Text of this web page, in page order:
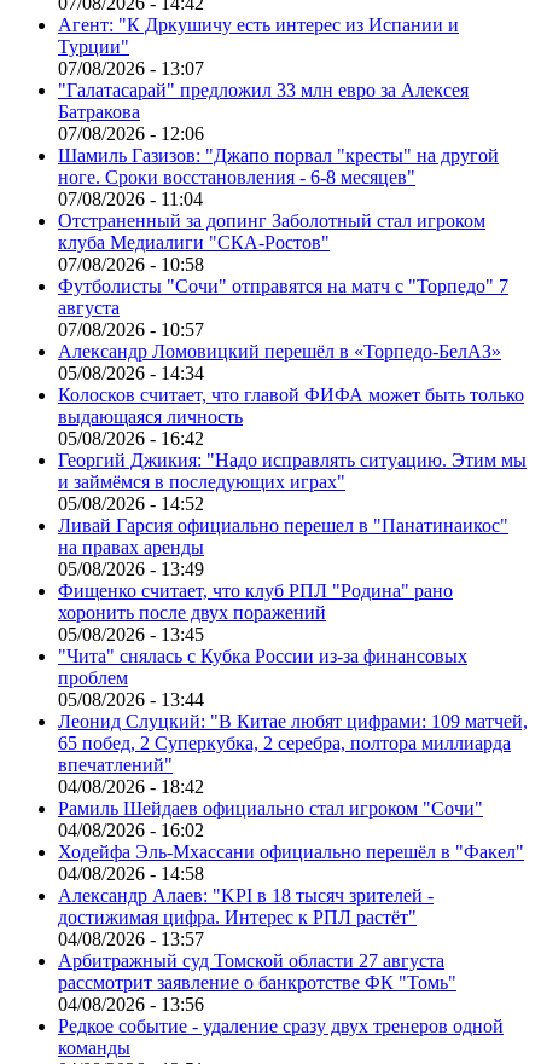
Агент: "К Дркушичу есть интерес из Испании и
Турции"
07/08/2026 - 13:07
"Галатасарай" предложил 33 млн евро за Алексея
Батракова
07/08/2026 - 12:06
Шамиль Газизов: "Джапо порвал "кресты" на другой
ноге. Сроки восстановления - 6-8 месяцев"
07/08/2026 - 11:04
Отстраненный за допинг Заболотный стал игроком
клуба Медиалиги "СКА-Ростов"
07/08/2026 - 10:58
Футболисты "Сочи" отправятся на матч с "Торпедо" 7
августа
07/08/2026 - 10:57
Александр Ломовицкий перешёл в «Торпедо-БелАЗ»
05/08/2026 - 14:34
Колосков считает, что главой ФИФА может быть только
выдающаяся личность
05/08/2026 - 16:42
Георгий Джикия: "Надо исправлять ситуацию. Этим мы
и займёмся в последующих играх"
05/08/2026 - 14:52
Ливай Гарсия официально перешел в "Панатинаикос"
на правах аренды
05/08/2026 - 13:49
Фищенко считает, что клуб РПЛ "Родина" рано
хоронить после двух поражений
05/08/2026 - 13:45
"Чита" снялась с Кубка России из-за финансовых
проблем
05/08/2026 - 13:44
Леонид Слуцкий: "В Китае любят цифрами: 109 матчей,
65 побед, 2 Суперкубка, 2 серебра, полтора миллиарда
впечатлений"
04/08/2026 - 18:42
Рамиль Шейдаев официально стал игроком "Сочи"
04/08/2026 - 16:02
Ходейфа Эль-Мхассани официально перешёл в "Факел"
04/08/2026 - 14:58
Александр Алаев: "KPI в 18 тысяч зрителей -
достижимая цифра. Интерес к РПЛ растёт"
04/08/2026 - 13:57
Арбитражный суд Томской области 27 августа
рассмотрит заявление о банкротстве ФК "Томь"
04/08/2026 - 13:56
Редкое событие - удаление сразу двух тренеров одной
команды